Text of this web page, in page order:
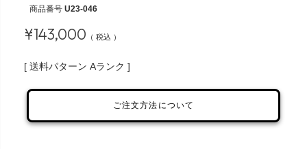
商品番号 U23-046
¥143,000 税込
送料パターン Aランク
ご注文方法について